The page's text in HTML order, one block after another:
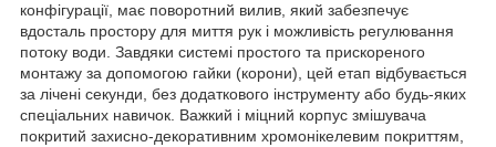
конфігурації, має поворотний вилив, який забезпечує
вдосталь простору для миття рук і можливість регулювання
потоку води. Завдяки системі простого та прискореного
монтажу за допомогою гайки (корони), цей етап відбувається
за лічені секунди, без додаткового інструменту або будь-яких
спеціальних навичок. Важкий і міцний корпус змішувача
покритий захисно-декоративним хромонікелевим покриттям,